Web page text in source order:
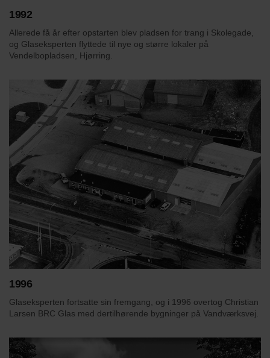
1992
Allerede få år efter opstarten blev pladsen for trang i Skolegade,
og Glaseksperten flyttede til nye og større lokaler på
Vendelbopladsen, Hjørring.
1996
Glaseksperten fortsatte sin fremgang, og i 1996 overtog Christian
Larsen BRC Glas med dertilhørende bygninger på Vandværksvej.